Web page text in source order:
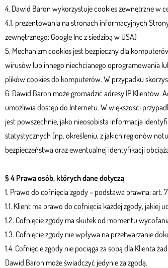
4. Dawid Baron wykorzystuje cookies zewnętrzne w
4.1. prezentowania na stronach informacyjnych
zewnętrznego: Google Inc z siedzibą w USA)
5. Mechanizm cookies jest bezpieczny dla
wirusów lub innego niechcianego oprogramowania
plików cookies do komputerów. W przypadku
6. Dawid Baron może gromadzić adresy IP
umożliwia dostęp do Internetu. W większości
jest powszechnie, jako nieosobista informacja
statystycznych (np. określeniu, z jakich regionów
bezpieczeństwa oraz ewentualnej identyfikacji
§ 4 Prawa osób, których dane dotyczą
1. Prawo do cofnięcia zgody – podstawa prawna: art. 7
1.1. Klient ma prawo do cofnięcia każdej zgody, jakiej
1.2. Cofnięcie zgody ma skutek od momentu
1.3. Cofnięcie zgody nie wpływa na przetwarzanie
1.4. Cofnięcie zgody nie pociąga za sobą dla Klienta
Dawid Baron może świadczyć jedynie za zgodą.